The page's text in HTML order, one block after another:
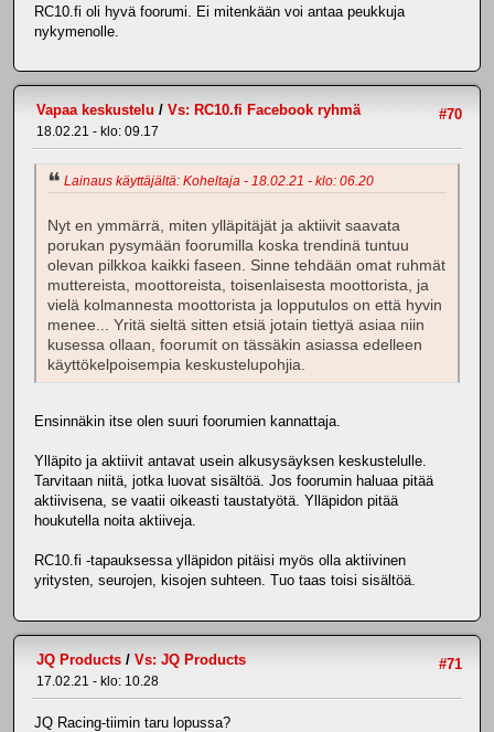
RC10.fi oli hyvä foorumi. Ei mitenkään voi antaa peukkuja
nykymenolle.
#70
Vapaa keskustelu / Vs: RC10.fi Facebook ryhmä
18.02.21 - klo: 09.17
Lainaus käyttäjältä: Koheltaja - 18.02.21 - klo: 06.20
Nyt en ymmärrä, miten ylläpitäjät ja aktiivit saavata
porukan pysymään foorumilla koska trendinä tuntuu
olevan pilkkoa kaikki faseen. Sinne tehdään omat ruhmät
muttereista, moottoreista, toisenlaisesta moottorista, ja
vielä kolmannesta moottorista ja lopputulos on että hyvin
menee... Yritä sieltä sitten etsiä jotain tiettyä asiaa niin
kusessa ollaan, foorumit on tässäkin asiassa edelleen
käyttökelpoisempia keskustelupohjia.
Ensinnäkin itse olen suuri foorumien kannattaja.
Ylläpito ja aktiivit antavat usein alkusysäyksen keskustelulle.
Tarvitaan niitä, jotka luovat sisältöä. Jos foorumin haluaa pitää
aktiivisena, se vaatii oikeasti taustatyötä. Ylläpidon pitää
houkutella noita aktiiveja.
RC10.fi -tapauksessa ylläpidon pitäisi myös olla aktiivinen
yritysten, seurojen, kisojen suhteen. Tuo taas toisi sisältöä.
#71
JQ Products / Vs: JQ Products
17.02.21 - klo: 10.28
JQ Racing-tiimin taru lopussa?